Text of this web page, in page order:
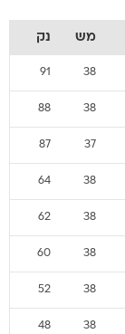
מש נק
38
91
38
88
37
87
38
64
38
62
38
60
38
52
38
48